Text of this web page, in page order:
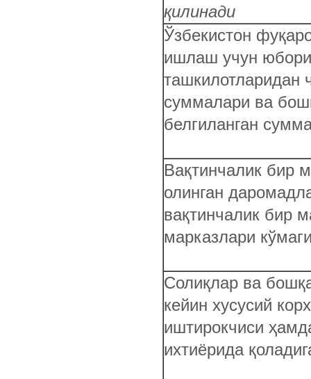
қилинади
Ўзбекистон
ишлаш учун
ташкилотларидан
суммалари ва
белгиланган
Вақтинчалик бир
олинган
вақтинчалик бир
марказлари
Солиқлар ва
кейин хусусий
иштирокчиси
ихтиёрида